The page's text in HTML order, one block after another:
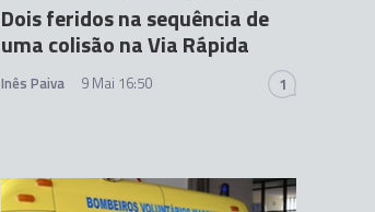
Dois feridos na sequência de
uma colisão na Via Rápida
Inês Paiva 9 Mai 16:50 1